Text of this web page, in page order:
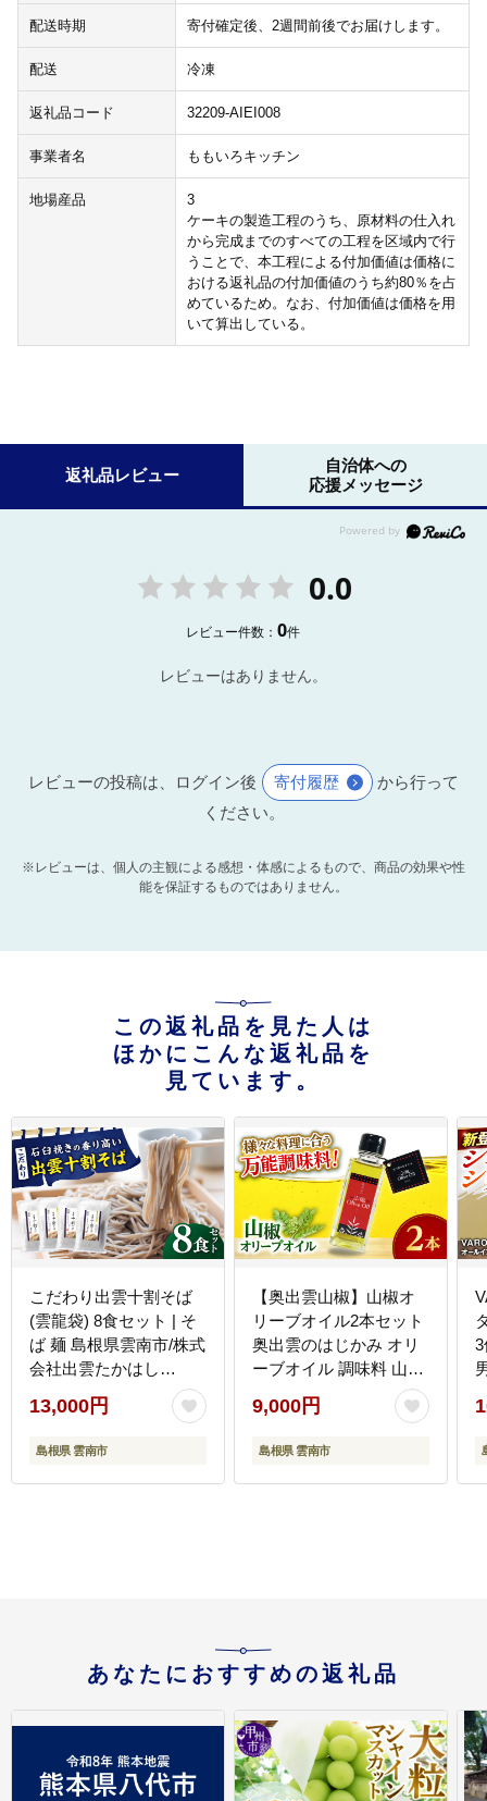
配送時期 寄付確定後、2週間前後でお届けします。
配送 冷凍
返礼品コード 32209-AIEI008
事業者名 ももいろキッチン
地場産品
3
ケーキの製造工程のうち、原材料の仕入れ
から完成までのすべての工程を区域内で行
うことで、本工程による付加価値は価格に
おける返礼品の付加価値のうち約80％を占
めているため。なお、付加価値は価格を用
いて算出している。
返礼品レビュー
自治体への
応援メッセージ
0.0
レビュー件数：0件
レビューはありません。
レビューの投稿は、ログイン後 寄付履歴
から行って
ください。
※レビューは、個人の主観による感想・体感によるもので、商品の効果や性
能を保証するものではありません。
この返礼品を見た人は
ほかにこんな返礼品を
見ています。
こだわり出雲十割そば
(雲龍袋) 8食セット | そ
ば 麺 島根県雲南市/株式
会社出雲たかはし
[AIAM002]
13,000円
島根県 雲南市
【奥出雲山椒】山椒オ
リーブオイル2本セット
奥出雲のはじかみ オリ
ーブオイル 調味料 山椒
料理 万能 島根県雲南市/
いずも八山椒有限会社
[AIAF016]
9,000円
島根県 雲南市
あなたにおすすめの返礼品